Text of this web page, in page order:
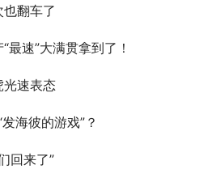
翻车了
最速”大满贯拿到了！
光速表态
海彼的游戏”？
回来了”